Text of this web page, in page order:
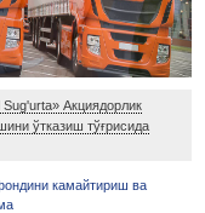
Акциядорлик
ўтказиш тўғрисида
камайтириш ва